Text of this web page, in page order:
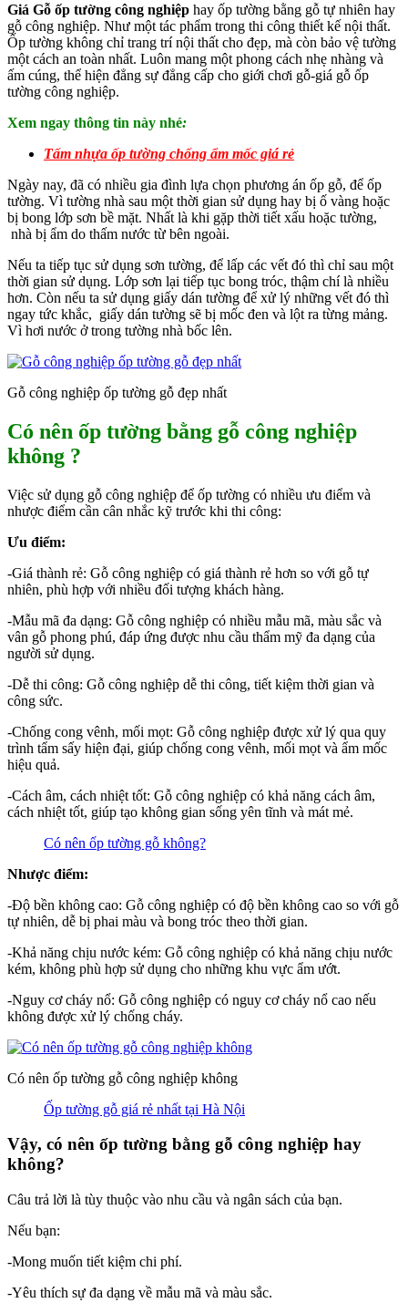
Giá Gỗ ốp tường công nghiệp hay ốp tường bằng gỗ tự nhiên hay
gỗ công nghiệp. Như một tác phẩm trong thi công thiết kế nội thất.
Ốp tường không chỉ trang trí nội thất cho đẹp, mà còn bảo vệ tường
một cách an toàn nhất. Luôn mang một phong cách nhẹ nhàng và
ấm cúng, thể hiện đẳng sự đẳng cấp cho giới chơi gỗ-giá gỗ ốp
tường công nghiệp.
Xem ngay thông tin này nhé:
Tấm nhựa ốp tường chống ẩm mốc giá rẻ
Ngày nay, đã có nhiều gia đình lựa chọn phương án ốp gỗ, để ốp
tường. Vì tường nhà sau một thời gian sử dụng hay bị ố vàng hoặc
bị bong lớp sơn bề mặt. Nhất là khi gặp thời tiết xấu hoặc tường,
nhà bị ẩm do thấm nước từ bên ngoài.
Nếu ta tiếp tục sử dụng sơn tường, để lấp các vết đó thì chỉ sau một
thời gian sử dụng. Lớp sơn lại tiếp tục bong tróc, thậm chí là nhiều
hơn. Còn nếu ta sử dụng giấy dán tường để xử lý những vết đó thì
ngay tức khắc, giấy dán tường sẽ bị mốc đen và lột ra từng mảng.
Vì hơi nước ở trong tường nhà bốc lên.
Gỗ công nghiệp ốp tường gỗ đẹp nhất
Có nên ốp tường bằng gỗ công nghiệp
không ?
Việc sử dụng gỗ công nghiệp để ốp tường có nhiều ưu điểm và
nhược điểm cần cân nhắc kỹ trước khi thi công:
Ưu điểm:
-Giá thành rẻ: Gỗ công nghiệp có giá thành rẻ hơn so với gỗ tự
nhiên, phù hợp với nhiều đối tượng khách hàng.
-Mẫu mã đa dạng: Gỗ công nghiệp có nhiều mẫu mã, màu sắc và
vân gỗ phong phú, đáp ứng được nhu cầu thẩm mỹ đa dạng của
người sử dụng.
-Dễ thi công: Gỗ công nghiệp dễ thi công, tiết kiệm thời gian và
công sức.
-Chống cong vênh, mối mọt: Gỗ công nghiệp được xử lý qua quy
trình tẩm sấy hiện đại, giúp chống cong vênh, mối mọt và ẩm mốc
hiệu quả.
-Cách âm, cách nhiệt tốt: Gỗ công nghiệp có khả năng cách âm,
cách nhiệt tốt, giúp tạo không gian sống yên tĩnh và mát mẻ.
Có nên ốp tường gỗ không?
Nhược điểm:
-Độ bền không cao: Gỗ công nghiệp có độ bền không cao so với gỗ
tự nhiên, dễ bị phai màu và bong tróc theo thời gian.
-Khả năng chịu nước kém: Gỗ công nghiệp có khả năng chịu nước
kém, không phù hợp sử dụng cho những khu vực ẩm ướt.
-Nguy cơ cháy nổ: Gỗ công nghiệp có nguy cơ cháy nổ cao nếu
không được xử lý chống cháy.
Có nên ốp tường gỗ công nghiệp không
Ốp tường gỗ giá rẻ nhất tại Hà Nội
Vậy, có nên ốp tường bằng gỗ công nghiệp hay
không?
Câu trả lời là tùy thuộc vào nhu cầu và ngân sách của bạn.
Nếu bạn:
-Mong muốn tiết kiệm chi phí.
-Yêu thích sự đa dạng về mẫu mã và màu sắc.